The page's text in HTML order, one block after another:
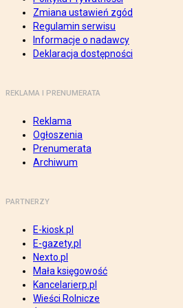
Zmiana ustawień zgód
Regulamin serwisu
Informacje o nadawcy
Deklaracja dostępności
REKLAMA I PRENUMERATA
Reklama
Ogłoszenia
Prenumerata
Archiwum
PARTNERZY
E-kiosk.pl
E-gazety.pl
Nexto.pl
Mała księgowość
Kancelarierp.pl
Wieści Rolnicze